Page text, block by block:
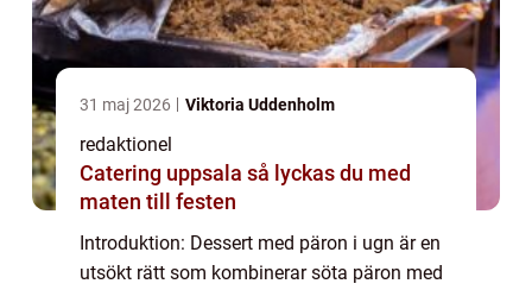
31 maj 2026 Viktoria Uddenholm
redaktionel
Catering uppsala så lyckas du med
maten till festen
Introduktion: Dessert med päron i ugn är en
utsökt rätt som kombinerar söta päron med